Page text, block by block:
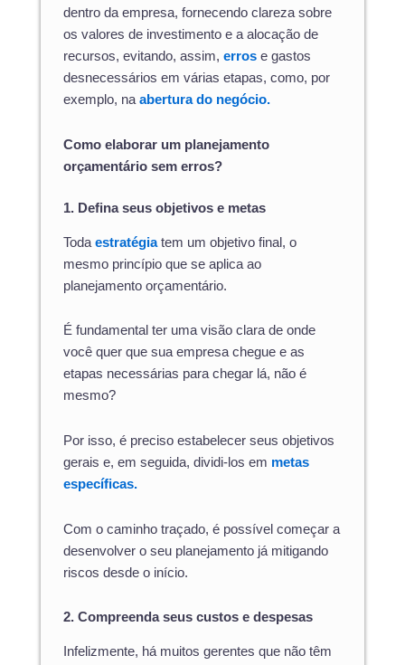
dentro da empresa, fornecendo clareza sobre
os valores de investimento e a alocação de
recursos, evitando, assim, erros e gastos
desnecessários em várias etapas, como, por
exemplo, na abertura do negócio.
Como elaborar um planejamento
orçamentário sem erros?
1. Defina seus objetivos e metas
Toda estratégiatem um objetivo final, o
mesmo princípio que se aplica ao
planejamento orçamentário.
É fundamental ter uma visão clara de onde
você quer que sua empresa chegue e as
etapas necessárias para chegar lá, não é
mesmo?
Por isso, é preciso estabelecer seus objetivos
gerais e, em seguida, dividi-los em metas
específicas.
Com o caminho traçado, é possível começar a
desenvolver o seu planejamento já mitigando
riscos desde o início.
2. Compreenda seus custos e despesas
Infelizmente, há muitos gerentes que não têm